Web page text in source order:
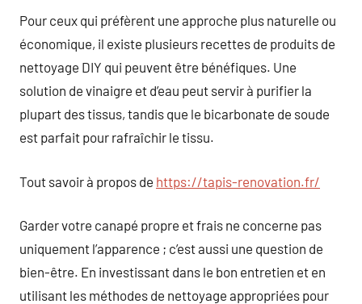
Pour ceux qui préfèrent une approche plus naturelle ou
économique, il existe plusieurs recettes de produits de
nettoyage DIY qui peuvent être bénéfiques. Une
solution de vinaigre et d’eau peut servir à purifier la
plupart des tissus, tandis que le bicarbonate de soude
est parfait pour rafraîchir le tissu.
Tout savoir à propos de https://tapis-renovation.fr/
Garder votre canapé propre et frais ne concerne pas
uniquement l’apparence ; c’est aussi une question de
bien-être. En investissant dans le bon entretien et en
utilisant les méthodes de nettoyage appropriées pour